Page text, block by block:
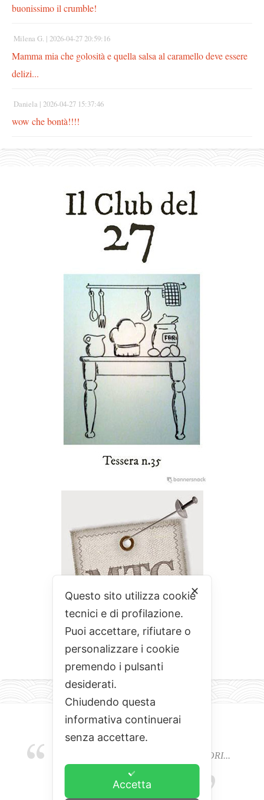
buonissimo il crumble!
Milena G. | 2026-04-27 20:59:16
Mamma mia che golosità e quella salsa al caramello deve essere
delizi...
Daniela | 2026-04-27 15:37:46
wow che bontà!!!!
EMOZIONI, COLORI, ODORI E SAPORI...
L'ALCHIMIA DEL BUON CIBO
✕
Questo sito utilizza cookie
tecnici e di profilazione.
Puoi accettare, rifiutare o
personalizzare i cookie
premendo i pulsanti
desiderati.
Chiudendo questa
informativa continuerai
senza accettare.
Accetta